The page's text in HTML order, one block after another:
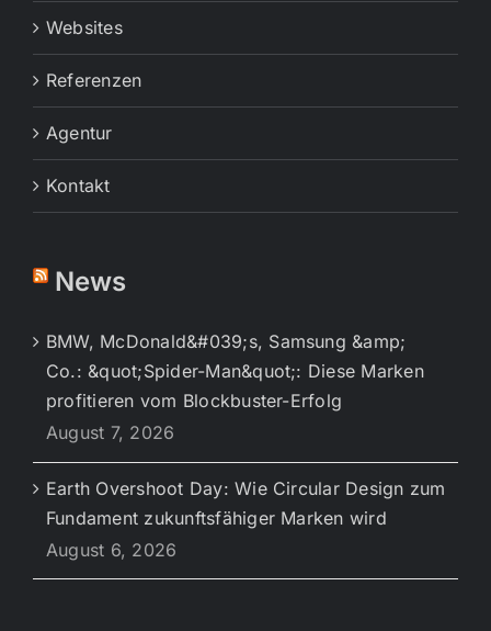
Websites
Referenzen
Agentur
Kontakt
News
BMW, McDonald&#039;s, Samsung &amp;
Co.: &quot;Spider-Man&quot;: Diese Marken
profitieren vom Blockbuster-Erfolg
August 7, 2026
Earth Overshoot Day: Wie Circular Design zum
Fundament zukunftsfähiger Marken wird
August 6, 2026